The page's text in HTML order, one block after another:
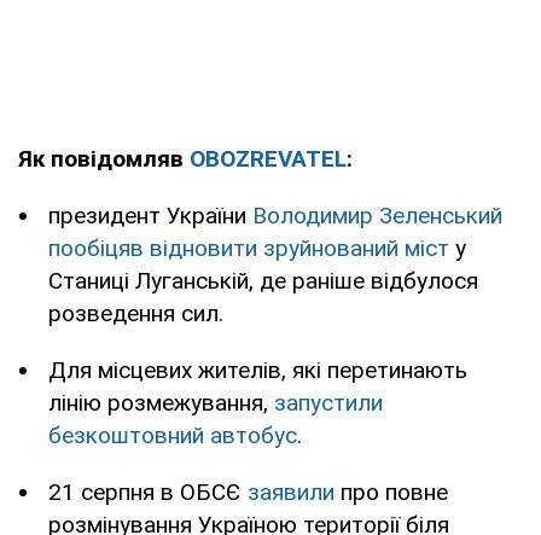
Як повідомляв OBOZREVATEL:
президент України Володимир Зеленський
пообіцяв відновити зруйнований міст у
Станиці Луганській, де раніше відбулося
розведення сил.
Для місцевих жителів, які перетинають
лінію розмежування, запустили
безкоштовний автобус.
21 серпня в ОБСЄ заявили про повне
розмінування Україною території біля